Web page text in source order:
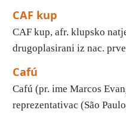
CAF kup
CAF kup, afr. klupsko
drugoplasirani iz nac.
Cafú
Cafú (pr. ime Marcos
reprezentativac (São